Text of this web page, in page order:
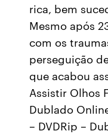
rica, bem
Mesmo após
com os
perseguição
que acabou
Assistir Olhos
Dublado
– DVDRip –